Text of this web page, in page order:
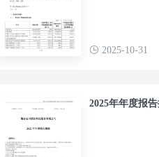
2025-10-31
2025年年度报